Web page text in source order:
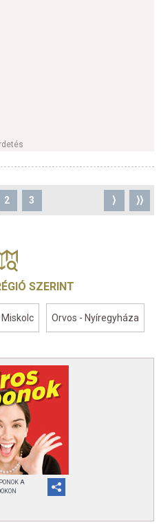
2 3 ⟩ ⟩⟩
SZERINT
Orvos - Nyíregyháza
A